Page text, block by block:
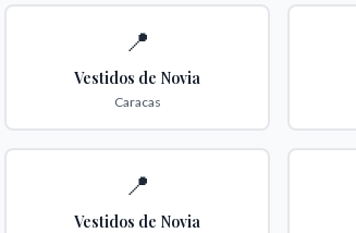
📍
Vestidos de Novia
Caracas
📍
Vestidos de Novia